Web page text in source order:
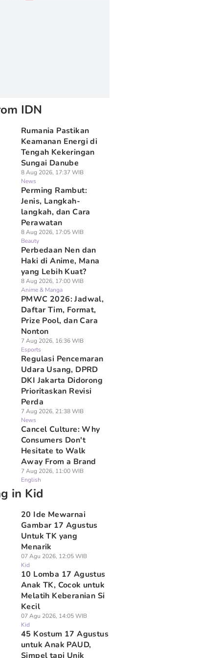
IDN
Rumania Pastikan
Keamanan Energi di
Tengah Kekeringan
Sungai Danube
8 Aug 2026, 17:37 WIB
News
Perming Rambut:
Jenis, Langkah-
langkah, dan Cara
Perawatan
8 Aug 2026, 17:05 WIB
Beauty
Perbedaan Nen dan
Haki di Anime, Mana
yang Lebih Kuat?
8 Aug 2026, 17:00 WIB
Anime & Manga
PMWC 2026: Jadwal,
Daftar Tim, Format,
Prize Pool, dan Cara
Nonton
7 Aug 2026, 16:36 WIB
Esports
Regulasi Pencemaran
Udara Usang, DPRD
DKI Jakarta Didorong
Prioritaskan Revisi
Perda
7 Aug 2026, 21:38 WIB
News
Cancel Culture: Why
Consumers Don't
Hesitate to Walk
Away From a Brand
7 Aug 2026, 11:00 WIB
English
in Kid
20 Ide Mewarnai
Gambar 17 Agustus
Untuk TK yang
Menarik
07 Agu 2026, 12:05 WIB
Kid
10 Lomba 17 Agustus
Anak TK, Cocok untuk
Melatih Keberanian Si
Kecil
07 Agu 2026, 14:05 WIB
Kid
45 Kostum 17 Agustus
untuk Anak PAUD,
Simpel tapi Unik